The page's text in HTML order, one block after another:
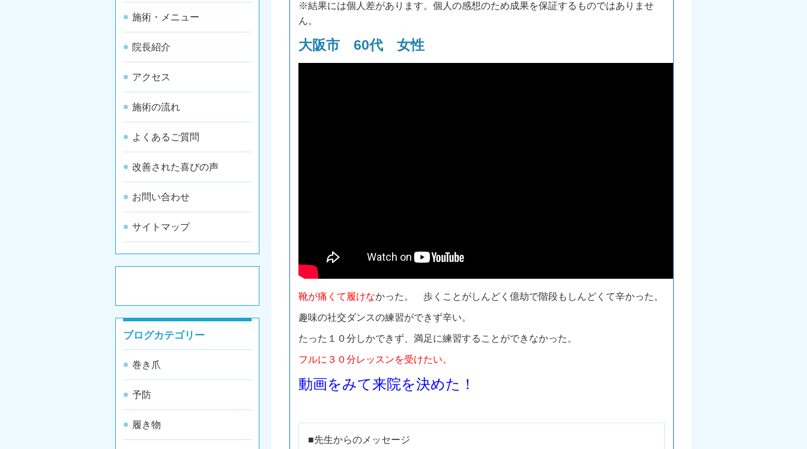
※結果には個人差があります。個人の感想のため成果を保証するものではありませ
ん。
大阪市 60代 女性
靴が痛くて履けなかった。 歩くことがしんどく億劫で階段もしんどくて辛かった。
趣味の社交ダンスの練習ができず辛い。
たった１０分しかできず、満足に練習することができなかった。
フルに３０分レッスンを受けたい。
動画をみて来院を決めた！
■先生からのメッセージ
施術・メニュー
院長紹介
アクセス
施術の流れ
よくあるご質問
改善された喜びの声
お問い合わせ
サイトマップ
ブログカテゴリー
巻き爪
予防
履き物